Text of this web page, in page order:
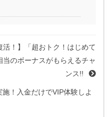
！】「超おトク！はじめて
のボーナスがもらえるチャ
ンス!!
！入金だけでVIP体験しよ